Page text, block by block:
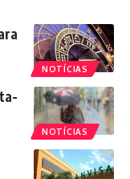
NOTÍCIAS
NOTÍCIAS